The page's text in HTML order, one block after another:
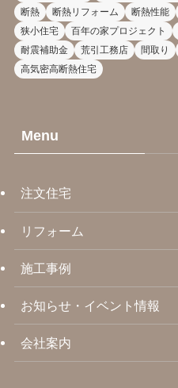
断熱
断熱リフォーム 断熱性能
狭小住宅
百年の家プロジェクト
耐震補助金
荒引工務店 間取り
高気密高断熱住宅
Menu
注文住宅
リフォーム
施工事例
お知らせ・イベント情報
会社案内